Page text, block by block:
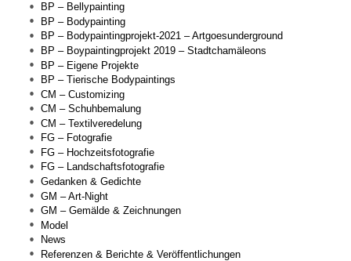
BP – Bellypainting
BP – Bodypainting
BP – Bodypaintingprojekt-2021 – Artgoesunderground
BP – Boypaintingprojekt 2019 – Stadtchamäleons
BP – Eigene Projekte
BP – Tierische Bodypaintings
CM – Customizing
CM – Schuhbemalung
CM – Textilveredelung
FG – Fotografie
FG – Hochzeitsfotografie
FG – Landschaftsfotografie
Gedanken & Gedichte
GM – Art-Night
GM – Gemälde & Zeichnungen
Model
News
Referenzen & Berichte & Veröffentlichungen